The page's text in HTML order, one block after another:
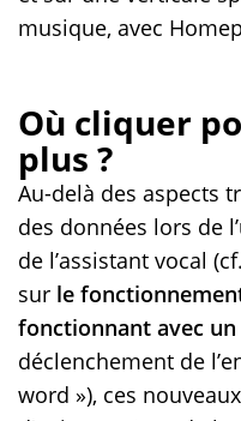
musique, avec
Où cliquer
plus ?
Au-delà des aspects
des données lors de
de l’assistant vocal
sur le
fonctionnant avec
déclenchement de
word »), ces